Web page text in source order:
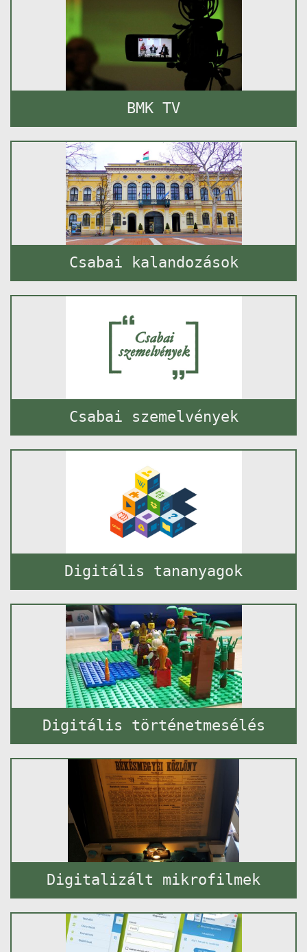
BMK TV
Csabai kalandozások
Csabai szemelvények
Digitális tananyagok
Digitális történetmesélés
Digitalizált mikrofilmek